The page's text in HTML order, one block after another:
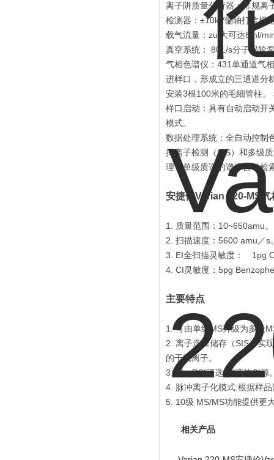
离子阱质量分析器：常规离
检测器：±10kV偏轴打拿极
载气流量：zui大可达8ml/
真空系统： 80L/s分子涡轮
气相色谱仪：431单通道气
进样口，形成立的三通道
安装3根100米的毛细管柱
样口启动：具有自动启动开
模式。
数据处理系统：全自动控制
择离子检测（SIS）和多级
理；单级质谱的谱库自动检
安捷伦Varian 220-MS
1. 质量范围：10~650amu
2. 扫描速度：5600 amu／
3. EI全扫描灵敏度： 1pg
4. CI灵敏度：5pg
主要特点
1. 可由单级MS升级为多级
2. 离子选择储存（SIS）实
的干扰离子。
3. EI、PCI可选；*液体CI源
4. 脉冲离子化模式:根据样
5. 10级 MS/MS功能提供更
相关产品